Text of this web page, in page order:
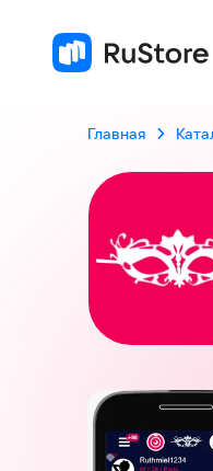
Главная
Скриншоты